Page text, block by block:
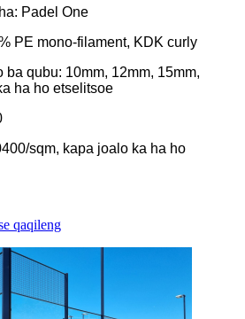
Padel One
PE mono-filament, KDK curly
ba qubu: 10mm, 12mm, 15mm,
ha ho etselitsoe
sqm, kapa joalo ka ha ho
qaqileng